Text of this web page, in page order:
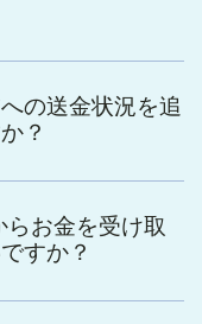
の送金状況を追
？
らお金を受け取
すか？